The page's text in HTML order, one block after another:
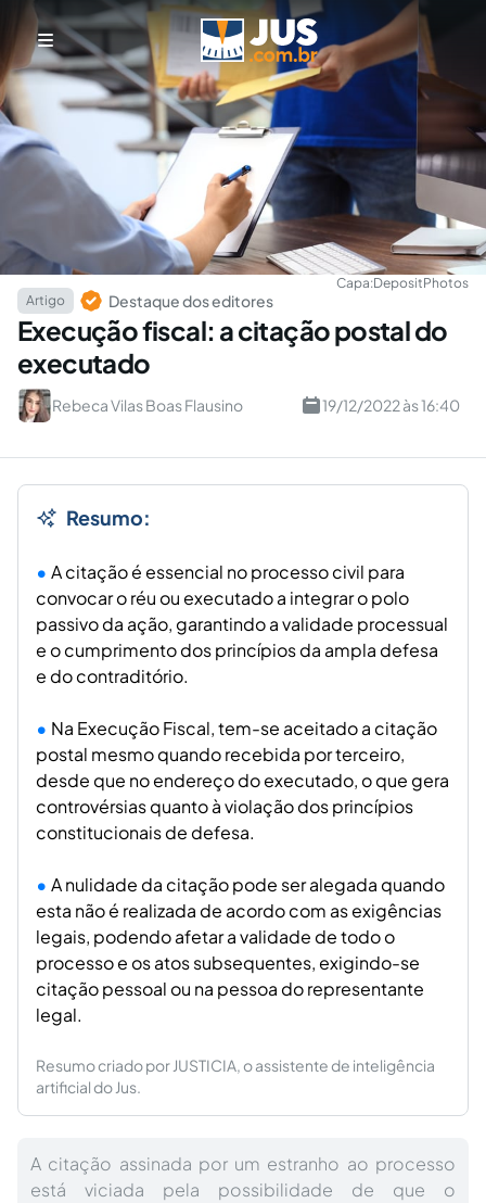
Capa:DepositPhotos
Artigo
Destaque dos editores
Execução fiscal: a citação postal do
executado
Rebeca Vilas Boas Flausino 19/12/2022 às 16:40
Resumo:
A citação é essencial no processo civil para
convocar o réu ou executado a integrar o polo
passivo da ação, garantindo a validade processual
e o cumprimento dos princípios da ampla defesa
e do contraditório.
Na Execução Fiscal, tem-se aceitado a citação
postal mesmo quando recebida por terceiro,
desde que no endereço do executado, o que gera
controvérsias quanto à violação dos princípios
constitucionais de defesa.
A nulidade da citação pode ser alegada quando
esta não é realizada de acordo com as exigências
legais, podendo afetar a validade de todo o
processo e os atos subsequentes, exigindo-se
citação pessoal ou na pessoa do representante
legal.
Resumo criado por JUSTICIA, o assistente de inteligência
artificial do Jus.
A citação assinada por um estranho ao processo
está viciada pela possibilidade de que o